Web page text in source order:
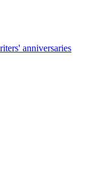
anniversaries